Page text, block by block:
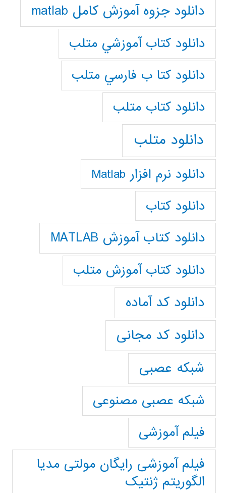
دانلود جزوه آموزش کامل matlab
دانلود كتاب آموزشي متلب
دانلود كتا ب فارسي متلب
دانلود كتاب متلب
دانلود متلب
دانلود نرم افزار Matlab
دانلود کتاب
دانلود کتاب آموزش MATLAB
دانلود کتاب آموزش متلب
دانلود کد آماده
دانلود کد مجانی
شبکه عصبی
شبکه عصبی مصنوعی
فیلم آموزشی
فیلم آموزشی رایگان مولتی مدیا
الگوریتم ژنتیک